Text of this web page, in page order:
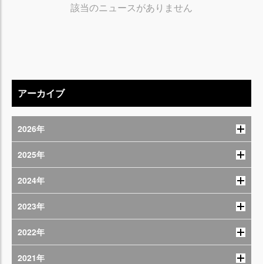
該当のニュースがありません
アーカイブ
2026年
2025年
2024年
2023年
2022年
2021年